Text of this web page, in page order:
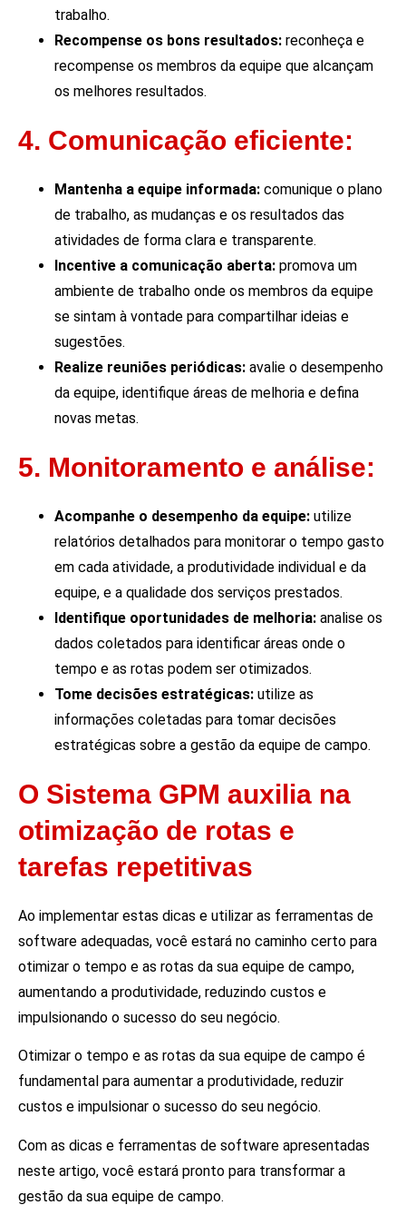
trabalho.
Recompense os bons resultados: reconheça e
recompense os membros da equipe que alcançam
os melhores resultados.
4. Comunicação eficiente:
Mantenha a equipe informada: comunique o plano
de trabalho, as mudanças e os resultados das
atividades de forma clara e transparente.
Incentive a comunicação aberta: promova um
ambiente de trabalho onde os membros da equipe
se sintam à vontade para compartilhar ideias e
sugestões.
Realize reuniões periódicas: avalie o desempenho
da equipe, identifique áreas de melhoria e defina
novas metas.
5. Monitoramento e análise:
Acompanhe o desempenho da equipe: utilize
relatórios detalhados para monitorar o tempo gasto
em cada atividade, a produtividade individual e da
equipe, e a qualidade dos serviços prestados.
Identifique oportunidades de melhoria: analise os
dados coletados para identificar áreas onde o
tempo e as rotas podem ser otimizados.
Tome decisões estratégicas: utilize as
informações coletadas para tomar decisões
estratégicas sobre a gestão da equipe de campo.
O Sistema GPM auxilia na
otimização de rotas e
tarefas repetitivas
Ao implementar estas dicas e utilizar as ferramentas de
software adequadas, você estará no caminho certo para
otimizar o tempo e as rotas da sua equipe de campo,
aumentando a produtividade, reduzindo custos e
impulsionando o sucesso do seu negócio.
Otimizar o tempo e as rotas da sua equipe de campo é
fundamental para aumentar a produtividade, reduzir
custos e impulsionar o sucesso do seu negócio.
Com as dicas e ferramentas de software apresentadas
neste artigo, você estará pronto para transformar a
gestão da sua equipe de campo.